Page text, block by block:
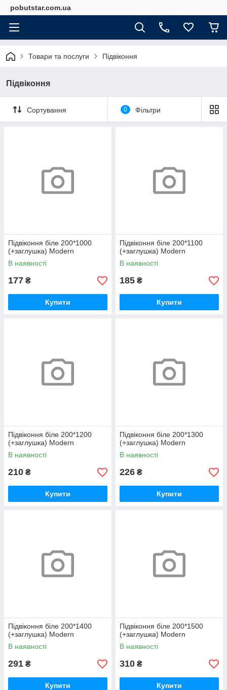
pobutstar.com.ua
Товари та послуги Підвіконня
Підвіконня
Сортування 0 Фільтри
Підвіконня біле 200*1000
(+заглушка) Modern
В наявності
177 ₴
Купити
Підвіконня біле 200*1100
(+заглушка) Modern
В наявності
185 ₴
Купити
Підвіконня біле 200*1200
(+заглушка) Modern
В наявності
210 ₴
Купити
Підвіконня біле 200*1300
(+заглушка) Modern
В наявності
226 ₴
Купити
Підвіконня біле 200*1400
(+заглушка) Modern
В наявності
291 ₴
Купити
Підвіконня біле 200*1500
(+заглушка) Modern
В наявності
310 ₴
Купити